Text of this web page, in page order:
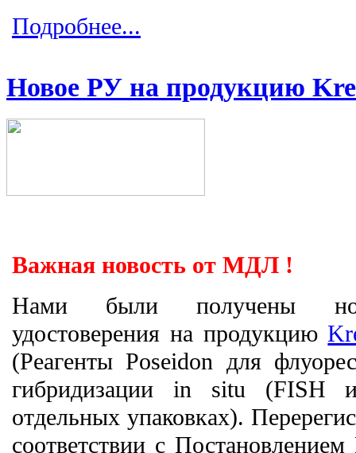
Подробнее...
Новое РУ на продукцию
Важная новость от МДЛ !
Нами были получены
удостоверения на продукцию
(Реагенты Poseidon для
гибридизации in situ
отдельных упаковках).
соответствии с